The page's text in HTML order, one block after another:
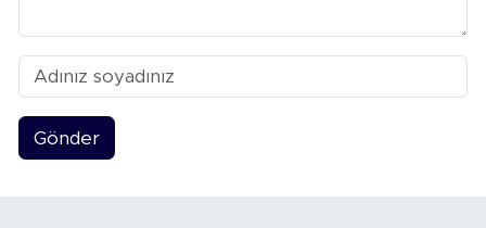
Gönder